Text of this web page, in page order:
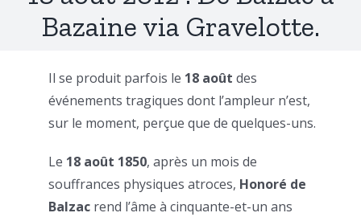
Bazaine via Gravelotte.
Il se produit parfois le 18 août des
événements tragiques dont l’ampleur n’est,
sur le moment, perçue que de quelques-uns.
Le 18 août 1850, après un mois de
souffrances physiques atroces, Honoré de
Balzac rend l’âme à cinquante-et-un ans